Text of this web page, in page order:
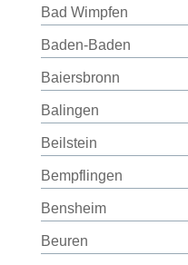
Bad Wimpfen
Baden-Baden
Baiersbronn
Balingen
Beilstein
Bempflingen
Bensheim
Beuren